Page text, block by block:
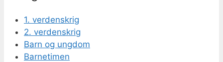
1. verdenskrig
2. verdenskrig
Barn og ungdom
Barnetimen